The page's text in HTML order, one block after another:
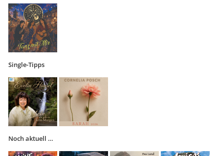
Single-Tipps
Noch aktuell …